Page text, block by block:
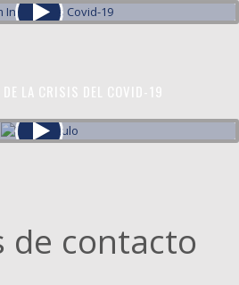
LA CRISIS DEL COVID-19
de contacto